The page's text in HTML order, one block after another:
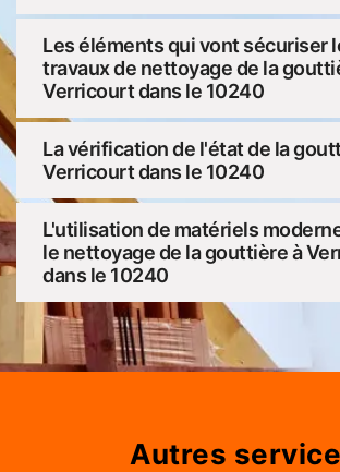
Les éléments qui vont sécuriser
travaux de nettoyage de la
Verricourt dans le 10240
La vérification de l'état de la
Verricourt dans le 10240
L'utilisation de matériels
le nettoyage de la gouttière à
dans le 10240
Autres